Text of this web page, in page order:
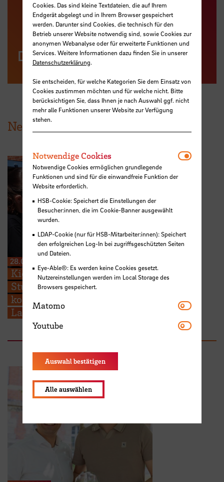
Day of the Seafarer
News aus der HSB
28.07.2026
Kieserling Stiftung ermöglicht 48
Studierenden der Hochschule Bremen
kostenlose Zertifikatskurse zur
Ladungssicherung
Cookies. Das sind kleine Textdateien, die auf Ihrem
Endgerät abgelegt und in Ihrem Browser gespeichert
werden. Darunter sind Cookies, die technisch für den
Betrieb unserer Website notwendig sind, sowie Cookies zur
anonymen Webanalyse oder für erweiterte Funktionen und
Services. Weitere Informationen dazu finden Sie in unserer
Datenschutzerklärung.
Sie entscheiden, für welche Kategorien Sie dem Einsatz von
Cookies zustimmen möchten und für welche nicht. Bitte
berücksichtigen Sie, dass Ihnen je nach Auswahl ggf. nicht
mehr alle Funktionen unserer Website zur Verfügung
stehen.
Notwendige Cookies
Notwendige Cookies ermöglichen grundlegende
Funktionen und sind für die einwandfreie Funktion der
Website erforderlich.
HSB-Cookie: Speichert die Einstellungen der
Besucher:innen, die im Cookie-Banner ausgewählt
wurden.
LDAP-Cookie (nur für HSB-Mitarbeiter:innen): Speichert
den erfolgreichen Log-In bei zugriffsgeschützten Seiten
und Dateien.
Eye-Able®: Es werden keine Cookies gesetzt.
Nutzereinstellungen werden im Local Storage des
Browsers gespeichert.
Matomo Matomo
Youtube Youtube
Auswahl bestätigen
Alle auswählen